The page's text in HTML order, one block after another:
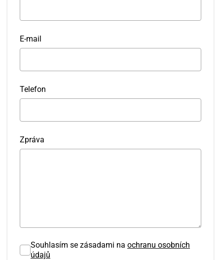
E-mail
Telefon
Zpráva
Souhlasím se zásadami na ochranu osobních
údajů